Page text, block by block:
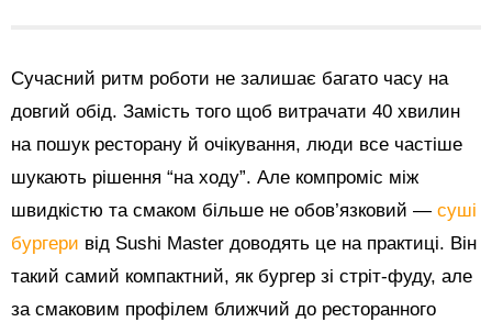
Сучасний ритм роботи не залишає багато часу на
довгий обід. Замість того щоб витрачати 40 хвилин
на пошук ресторану й очікування, люди все частіше
шукають рішення “на ходу”. Але компроміс між
швидкістю та смаком більше не обов’язковий — суші
бургери від Sushi Master доводять це на практиці. Він
такий самий компактний, як бургер зі стріт-фуду, але
за смаковим профілем ближчий до ресторанного